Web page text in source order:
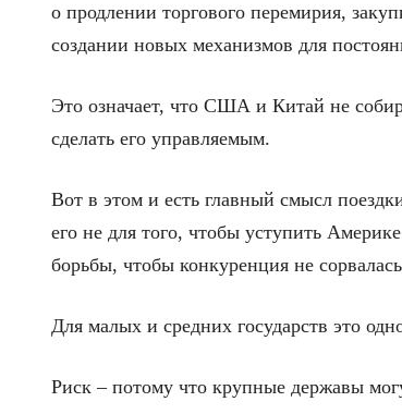
о продлении торгового перемирия,
создании новых механизмов для
Это означает, что США и Китай не
сделать его управляемым.
Вот в этом и есть главный смысл
его не для того, чтобы уступить
борьбы, чтобы конкуренция не
Для малых и средних государств это
Риск – потому что крупные державы